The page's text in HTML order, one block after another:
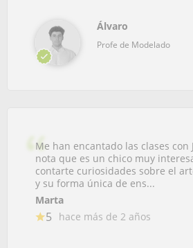
Álvaro
Profe de Modelado
Me han encantado las clases con
nota que es un chico muy
contarte curiosidades sobre el
y su forma única de ens...
Marta
5 hace más de 2 años